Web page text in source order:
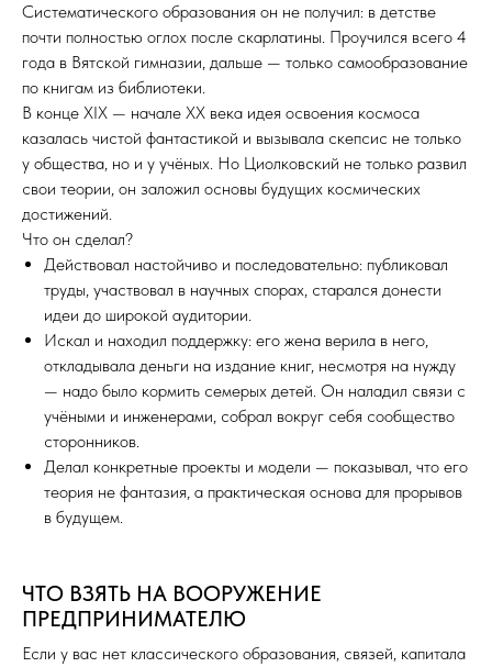
Систематического образования он не получил: в детстве
почти полностью оглох после скарлатины. Проучился всего 4
года в Вятской гимназии, дальше — только самообразование
по книгам из библиотеки.
В конце XIX — начале XX века идея освоения космоса
казалась чистой фантастикой и вызывала скепсис не только
у общества, но и у учёных. Но Циолковский не только развил
свои теории, он заложил основы будущих космических
достижений.
Что он сделал?
Действовал настойчиво и последовательно: публиковал
труды, участвовал в научных спорах, старался донести
идеи до широкой аудитории.
Искал и находил поддержку: его жена верила в него,
откладывала деньги на издание книг, несмотря на нужду
— надо было кормить семерых детей. Он наладил связи с
учёными и инженерами, собрал вокруг себя сообщество
сторонников.
Делал конкретные проекты и модели — показывал, что его
теория не фантазия, а практическая основа для прорывов
в будущем.
ЧТО ВЗЯТЬ НА ВООРУЖЕНИЕ
ПРЕДПРИНИМАТЕЛЮ
Если у вас нет классического образования, связей, капитала